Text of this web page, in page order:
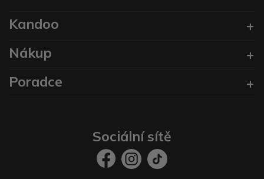
Kandoo
Nákup
Poradce
Sociální sítě